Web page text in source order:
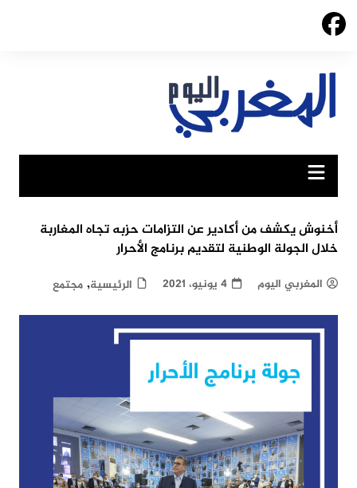
Skip
أخنوش يكشف من أكادير عن التزامات حزبه تجاه المغاربة
خلال الجولة الوطنية لتقديم برنامج الأحرار
المغربي اليوم 4 يونيو، 2021 الرئيسية, مجتمع